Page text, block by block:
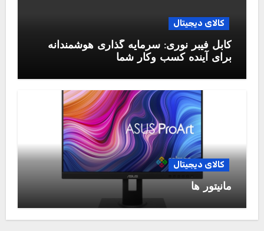
کالای دیجیتال
کابل فیبر نوری: سرمایه گذاری هوشمندانه
برای آینده کسب وکار شما
کالای دیجیتال
مانیتور ها